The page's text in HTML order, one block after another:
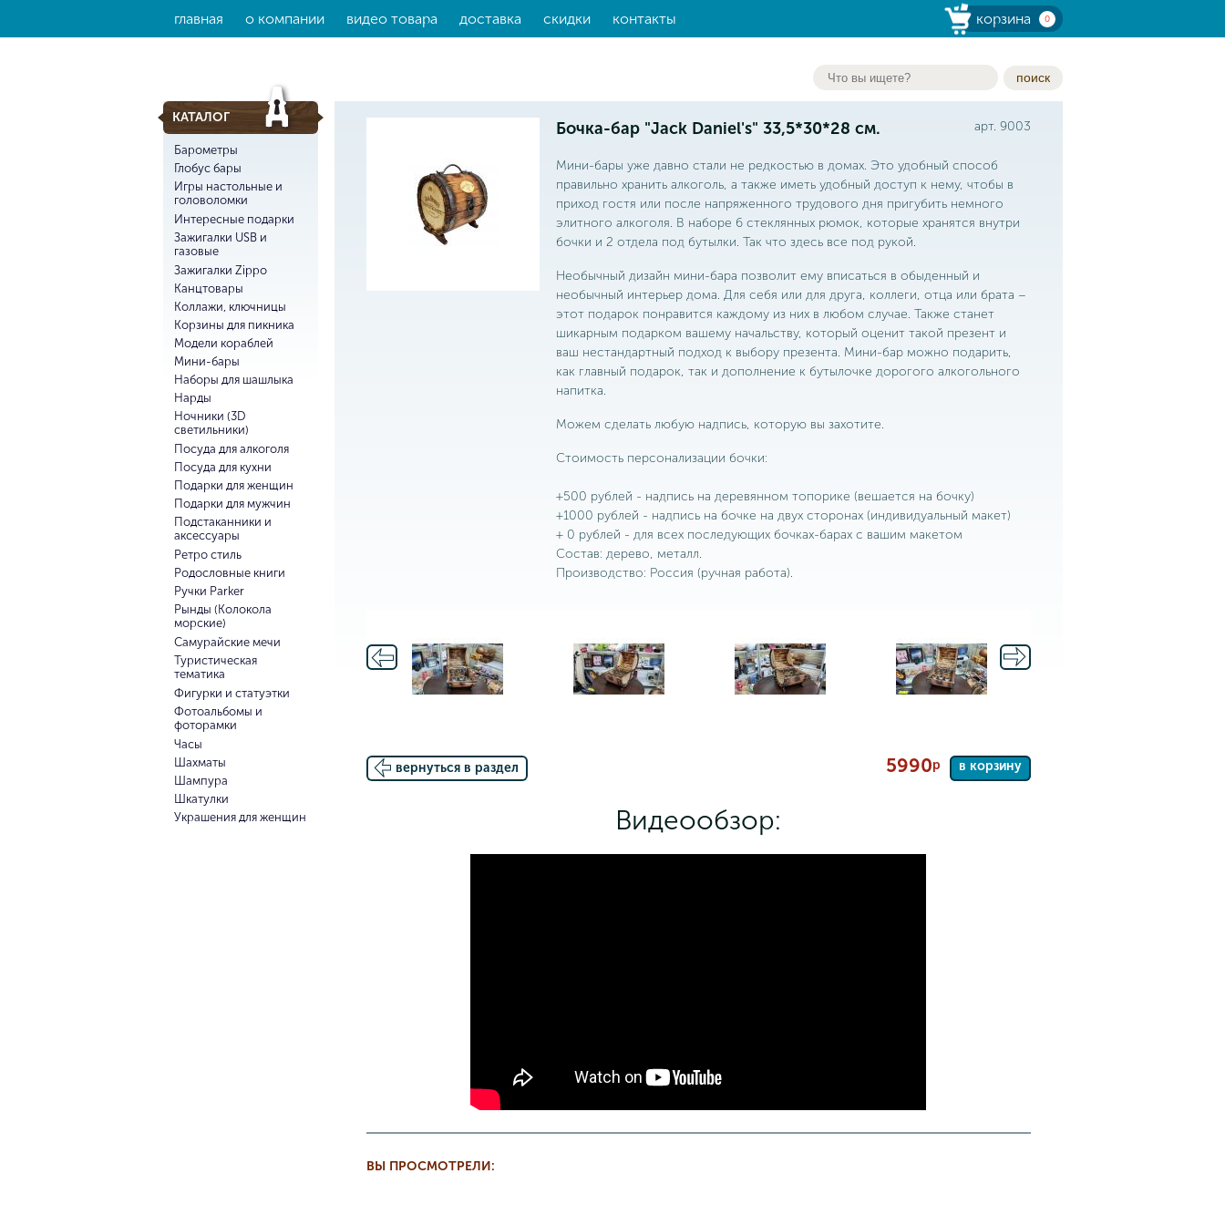
главная о компании видео товара доставка скидки контакты корзина 0
поиск
КАТАЛОГ
Барометры
Глобус бары
Игры настольные и
головоломки
Интересные подарки
Зажигалки USB и
газовые
Зажигалки Zippo
Канцтовары
Коллажи, ключницы
Корзины для пикника
Модели кораблей
Мини-бары
Наборы для шашлыка
Нарды
Ночники (3D
светильники)
Посуда для алкоголя
Посуда для кухни
Подарки для женщин
Подарки для мужчин
Подстаканники и
аксессуары
Ретро стиль
Родословные книги
Ручки Parker
Рынды (Колокола
морские)
Самурайские мечи
Туристическая
тематика
Фигурки и статуэтки
Фотоальбомы и
фоторамки
Часы
Шахматы
Шампура
Шкатулки
Украшения для женщин
Бочка-бар "Jack Daniel's" 33,5*30*28 см. арт. 9003
Мини-бары уже давно стали не редкостью в домах. Это удобный способ
правильно хранить алкоголь, а также иметь удобный доступ к нему, чтобы в
приход гостя или после напряженного трудового дня пригубить немного
элитного алкоголя. В наборе 6 стеклянных рюмок, которые хранятся внутри
бочки и 2 отдела под бутылки. Так что здесь все под рукой.
Необычный дизайн мини-бара позволит ему вписаться в обыденный и
необычный интерьер дома. Для себя или для друга, коллеги, отца или брата –
этот подарок понравится каждому из них в любом случае. Также станет
шикарным подарком вашему начальству, который оценит такой презент и
ваш нестандартный подход к выбору презента. Мини-бар можно подарить,
как главный подарок, так и дополнение к бутылочке дорогого алкогольного
напитка.
Можем сделать любую надпись, которую вы захотите.
Стоимость персонализации бочки:
+500 рублей - надпись на деревянном топорике (вешается на бочку)
+1000 рублей - надпись на бочке на двух сторонах (индивидуальный макет)
+ 0 рублей - для всех последующих бочках-барах с вашим макетом
Состав: дерево, металл.
Производство: Россия (ручная работа).
вернуться в раздел 5990р в корзину
Видеообзор:
ВЫ ПРОСМОТРЕЛИ: